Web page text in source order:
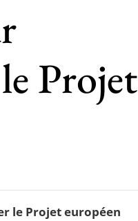
Projet
le Projet européen